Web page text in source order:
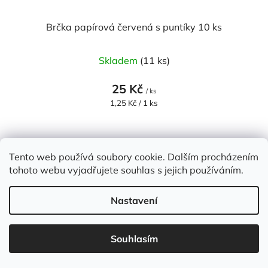
Tento web používá soubory cookie. Dalším procházením
tohoto webu vyjadřujete souhlas s jejich používáním.
Nastavení
Souhlasím
Brčka papírová červená s puntíky 10 ks
Skladem (11 ks)
25 Kč / ks
Měrná
1,25 Kč / 1 ks
NOVINKA